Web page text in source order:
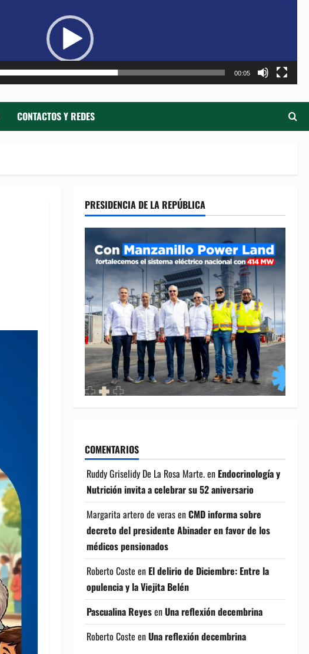
00:05
CONTACTOS Y REDES
PRESIDENCIA DE LA REPÚBLICA
COMENTARIOS
Ruddy Griselidy De La Rosa Marte.en Endocrinología y
Nutrición invita a celebrar su 52 aniversario
Margarita artero de verasenCMD informa sobre
decreto del presidente Abinader en favor de los
médicos pensionados
Roberto Coste en El delirio de Diciembre: Entre la
opulencia y la Viejita Belén
Pascualina ReyesenUna reflexión decembrina
Roberto Coste enUna reflexión decembrina